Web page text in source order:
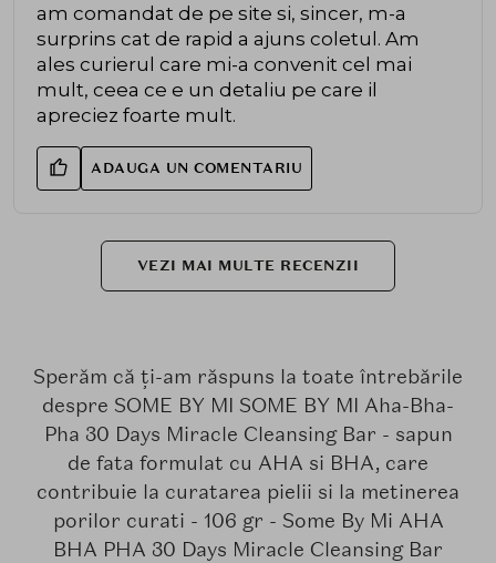
am comandat de pe site si, sincer, m-a
surprins cat de rapid a ajuns coletul. Am
ales curierul care mi-a convenit cel mai
mult, ceea ce e un detaliu pe care il
apreciez foarte mult.
ADAUGA UN COMENTARIU
VEZI MAI MULTE RECENZII
Sperăm că ți-am răspuns la toate întrebările
despre SOME BY MI SOME BY MI Aha-Bha-
Pha 30 Days Miracle Cleansing Bar - sapun
de fata formulat cu AHA si BHA, care
contribuie la curatarea pielii si la metinerea
porilor curati - 106 gr - Some By Mi AHA
BHA PHA 30 Days Miracle Cleansing Bar